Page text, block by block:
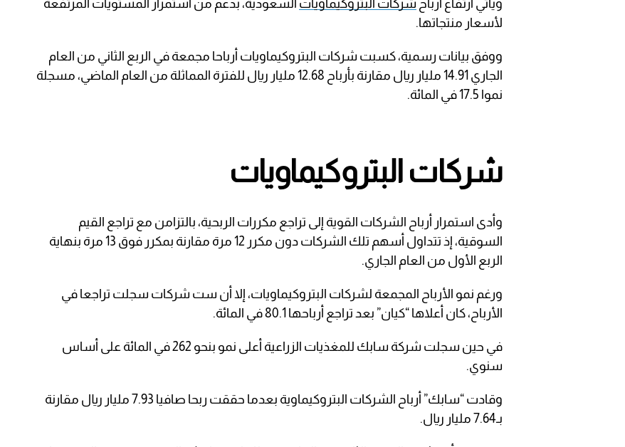
ويأتي ارتفاع أرباح شركات البتروكيماويات السعودية، بدعم من استمرار المستويات المرتفعة
لأسعار منتجاتها.
ووفق بيانات رسمية، كسبت شركات البتروكيماويات أرباحا مجمعة في الربع الثاني من العام
الجاري 14.91 مليار ريال مقارنة بأرباح 12.68 مليار ريال للفترة المماثلة من العام الماضي، مسجلة
نموا 17.5 في المائة.
شركات البتروكيماويات
وأدى استمرار أرباح الشركات القوية إلى تراجع مكررات الربحية، بالتزامن مع تراجع القيم
السوقية، إذ تتداول أسهم تلك الشركات دون مكرر 12 مرة مقارنة بمكرر فوق 13 مرة بنهاية
الربع الأول من العام الجاري.
ورغم نمو الأرباح المجمعة لشركات البتروكيماويات، إلا أن ست شركات سجلت تراجعا في
الأرباح، كان أعلاها “كيان” بعد تراجع أرباحها 80.1 في المائة.
في حين سجلت شركة سابك للمغذيات الزراعية أعلى نمو بنحو 262 في المائة على أساس
سنوي.
وقادت “سابك” أرباح الشركات البتروكيماوية بعدما حققت ربحا صافيا 7.93 مليار ريال مقارنة
بـ7.64 مليار ريال.